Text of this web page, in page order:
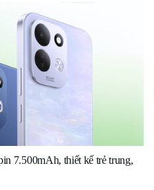
7.500mAh, thiết kế trẻ trung,